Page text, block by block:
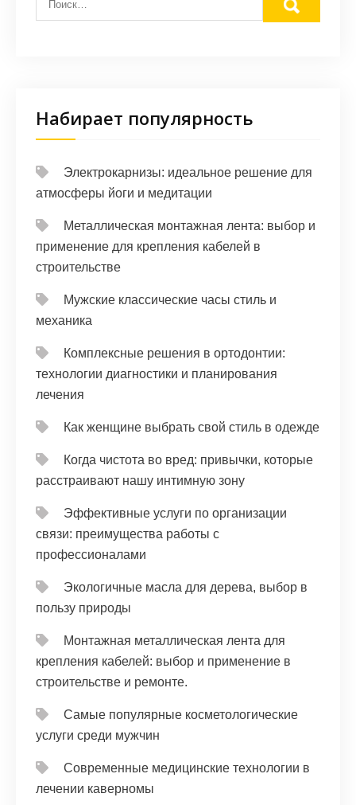
Набирает популярность
Электрокарнизы: идеальное решение для
атмосферы йоги и медитации
Металлическая монтажная лента: выбор и
применение для крепления кабелей в
строительстве
Мужские классические часы стиль и
механика
Комплексные решения в ортодонтии:
технологии диагностики и планирования
лечения
Как женщине выбрать свой стиль в одежде
Когда чистота во вред: привычки, которые
расстраивают нашу интимную зону
Эффективные услуги по организации
связи: преимущества работы с
профессионалами
Экологичные масла для дерева, выбор в
пользу природы
Монтажная металлическая лента для
крепления кабелей: выбор и применение в
строительстве и ремонте.
Самые популярные косметологические
услуги среди мужчин
Современные медицинские технологии в
лечении каверномы